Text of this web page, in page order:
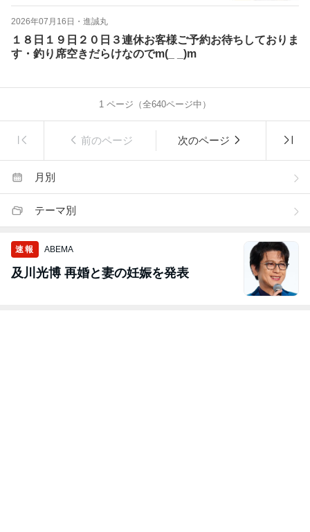
2026年07月16日 ・ 進誠丸
１８日１９日２０日３連休お客様ご予約お待ちしておりま
す・釣り席空きだらけなのでm(_ _)m
1 ページ（全640ページ中）
前のページ 次のページ
月別
テーマ別
速報 ABEMA
及川光博 再婚と妻の妊娠を発表